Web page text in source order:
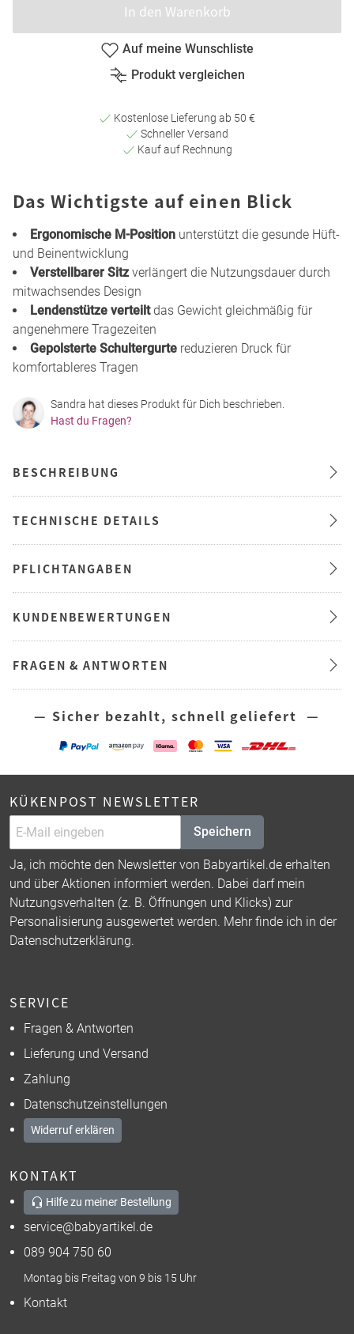
In den Warenkorb
Auf meine Wunschliste
Produkt vergleichen
Kostenlose Lieferung ab 50 €
Schneller Versand
Kauf auf Rechnung
Das Wichtigste auf einen Blick
Ergonomische M-Position unterstützt die gesunde Hüft-
und Beinentwicklung
Verstellbarer Sitzverlängert die Nutzungsdauer durch
mitwachsendes Design
Lendenstütze verteiltdas Gewicht gleichmäßig für
angenehmere Tragezeiten
Gepolsterte Schultergurte reduzieren Druck für
komfortableres Tragen
Sandra hat dieses Produkt für Dich beschrieben.
Hast du Fragen?
BESCHREIBUNG
TECHNISCHE DETAILS
PFLICHTANGABEN
KUNDENBEWERTUNGEN
FRAGEN & ANTWORTEN
— Sicher bezahlt, schnell geliefert —
KÜKENPOST NEWSLETTER
Speichern
Ja, ich möchte den Newsletter von Babyartikel.de erhalten
und über Aktionen informiert werden. Dabei darf mein
Nutzungsverhalten (z. B. Öffnungen und Klicks) zur
Personalisierung ausgewertet werden. Mehr finde ich in der
Datenschutzerklärung.
SERVICE
Fragen & Antworten
Lieferung und Versand
Zahlung
Datenschutzeinstellungen
Widerruf erklären
KONTAKT
Hilfe zu meiner Bestellung
service@babyartikel.de
089 904 750 60
Montag bis Freitag von 9 bis 15 Uhr
Kontakt